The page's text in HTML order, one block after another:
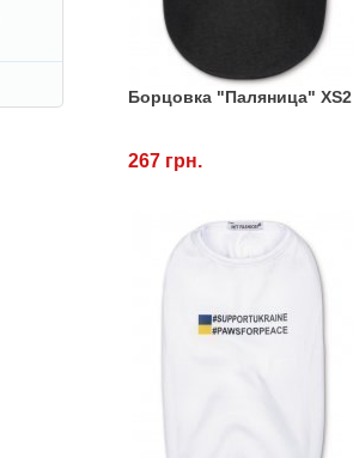
Борцовка "Паляница" XS2
267 грн.